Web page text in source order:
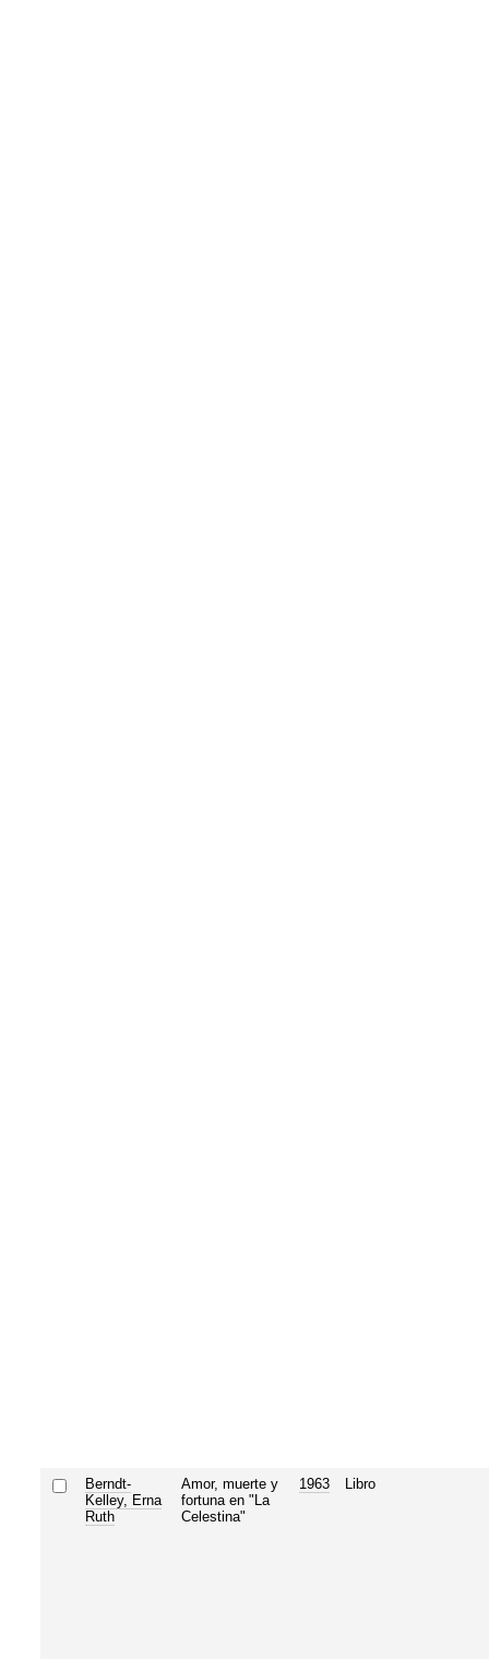
Berndt-
Kelley, Erna
Ruth
Amor, muerte y
fortuna en "La
Celestina"
1963 Libro